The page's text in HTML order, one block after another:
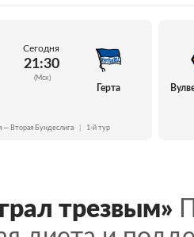
Сегодня
21:30
(Мск)
Герта
— Вторая Бундеслига 1-й тур
трезвым»